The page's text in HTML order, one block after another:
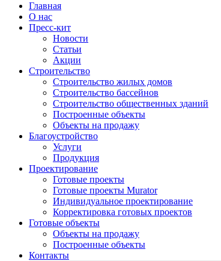
Главная
О нас
Пресс-кит
Новости
Статьи
Акции
Строительство
Строительство жилых домов
Строительство бассейнов
Строительство общественных зданий
Построенные объекты
Объекты на продажу
Благоустройство
Услуги
Продукция
Проектирование
Готовые проекты
Готовые проекты Murator
Индивидуальное проектирование
Корректировка готовых проектов
Готовые объекты
Объекты на продажу
Построенные объекты
Контакты